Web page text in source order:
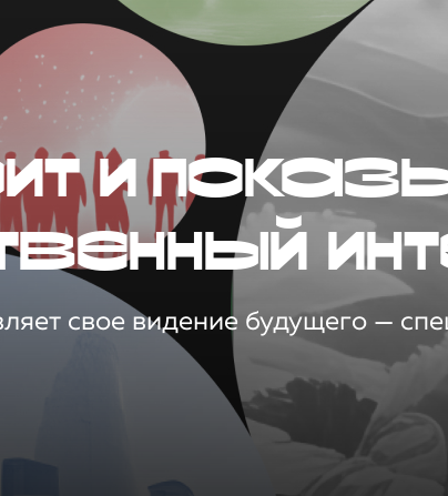
и
свое видение будущего —